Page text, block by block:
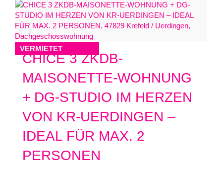
VERMIETET
CHICE 3 ZKDB-
MAISONETTE-WOHNUNG
+ DG-STUDIO IM HERZEN
VON KR-UERDINGEN –
IDEAL FÜR MAX. 2
PERSONEN